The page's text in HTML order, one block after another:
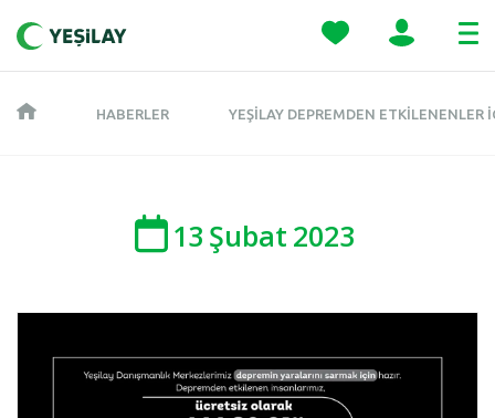
HABERLER YEŞILAY DEPREMDEN ETKILENENLER
13 Şubat 2023